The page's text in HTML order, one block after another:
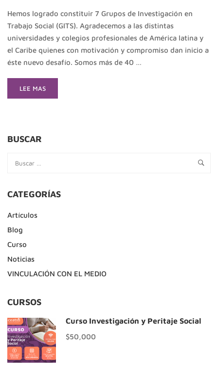
Hemos logrado constituir 7 Grupos de Investigación en
Trabajo Social (GITS). Agradecemos a las distintas
universidades y colegios profesionales de América latina y
el Caribe quienes con motivación y compromiso dan inicio a
éste nuevo desafío. Somos más de 40 …
READ
MORE
INVESTIGACIÓN
SOCIAL
LEE MAS
BUSCAR
CATEGORÍAS
Artículos
Blog
Curso
Noticias
VINCULACIÓN CON EL MEDIO
CURSOS
Curso Investigación y Peritaje Social
$50,000